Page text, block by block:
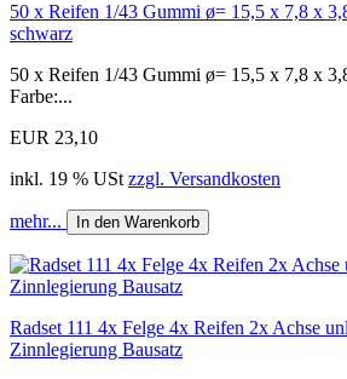
50 x Reifen 1/43 Gummi ø= 15,5 x 7,8 x
schwarz
50 x Reifen 1/43 Gummi ø= 15,5 x 7,8 x
Farbe:...
EUR 23,10
inkl. 19 % USt zzgl. Versandkosten
mehr... In den Warenkorb
Radset 111 4x Felge 4x Reifen 2x Achse
Zinnlegierung Bausatz